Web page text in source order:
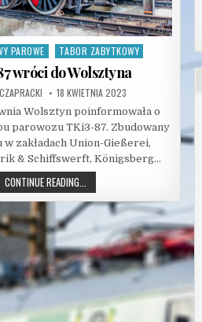
PAROWE TABOR ZABYTKOWY
wróci do Wolsztyna
PUBLISHED
18 KWIETNIA 2023
Wolsztyn poinformowała o
parowozu TKi3-87. Zbudowany
w zakładach Union-Gießerei,
& Schiffswerft, Königsberg…
CONTINUE READING...
87
WRÓCI
DO
WOLSZTYNA